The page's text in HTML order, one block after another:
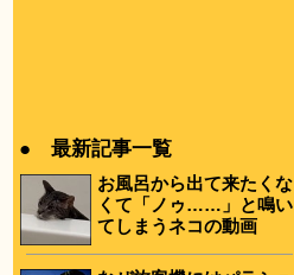
● 最新記事一覧
お風呂から出て来たくな
くて「ノゥ……」と鳴い
てしまうネコの動画